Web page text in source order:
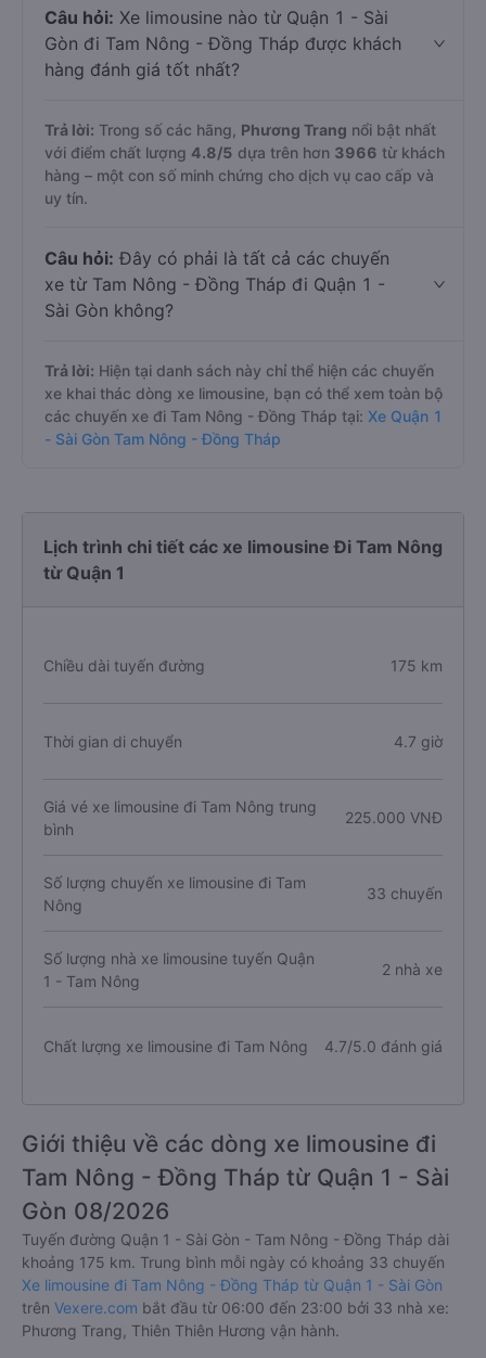
Câu hỏi: Xe limousine nào từ Quận 1 - Sài
Gòn đi Tam Nông - Đồng Tháp được khách
hàng đánh giá tốt nhất?
Trả lời: Trong số các hãng, Phương Trang nổi bật nhất
với điểm chất lượng 4.8/5 dựa trên hơn 3966 từ khách
hàng – một con số minh chứng cho dịch vụ cao cấp và
uy tín.
Câu hỏi: Đây có phải là tất cả các chuyến
xe từ Tam Nông - Đồng Tháp đi Quận 1 -
Sài Gòn không?
Trả lời: Hiện tại danh sách này chỉ thể hiện các chuyến
xe khai thác dòng xe limousine, bạn có thể xem toàn bộ
các chuyến xe đi Tam Nông - Đồng Tháp tại: Xe Quận 1
- Sài Gòn Tam Nông - Đồng Tháp
Lịch trình chi tiết các xe limousine Đi Tam Nông
từ Quận 1
Chiều dài tuyến đường 175 km
Thời gian di chuyển 4.7 giờ
Giá vé xe limousine đi Tam Nông trung
bình
225.000 VNĐ
Số lượng chuyến xe limousine đi Tam
Nông
33 chuyến
Số lượng nhà xe limousine tuyến Quận
1 - Tam Nông
2 nhà xe
Chất lượng xe limousine đi Tam Nông 4.7/5.0 đánh giá
Giới thiệu về các dòng xe limousine đi
Tam Nông - Đồng Tháp từ Quận 1 - Sài
Gòn 08/2026
Tuyến đường Quận 1 - Sài Gòn - Tam Nông - Đồng Tháp dài
khoảng 175 km. Trung bình mỗi ngày có khoảng 33 chuyến
Xe limousine đi Tam Nông - Đồng Tháp từ Quận 1 - Sài Gòn
trên Vexere.com bắt đầu từ 06:00 đến 23:00 bởi 33 nhà xe:
Phương Trang, Thiên Thiên Hương vận hành.